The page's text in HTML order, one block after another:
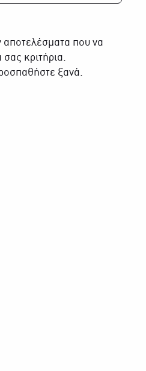
αποτελέσματα που να
σας κριτήρια.
ξανά.